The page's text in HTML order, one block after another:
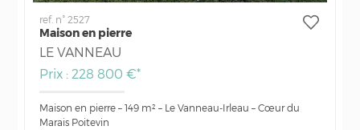
ref. n° 2527
Maison en pierre
LE VANNEAU
Prix : 228 800 €*
Maison en pierre – 149 m² – Le Vanneau-Irleau – Cœur du
Marais Poitevin